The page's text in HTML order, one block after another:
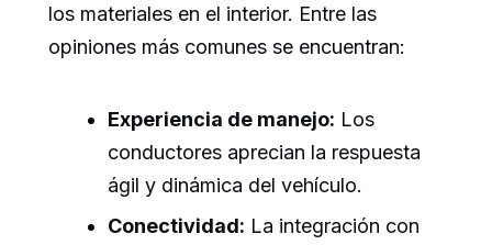
los materiales en el interior. Entre las
opiniones más comunes se encuentran:
Experiencia de manejo: Los
conductores aprecian la respuesta
ágil y dinámica del vehículo.
Conectividad: La integración con